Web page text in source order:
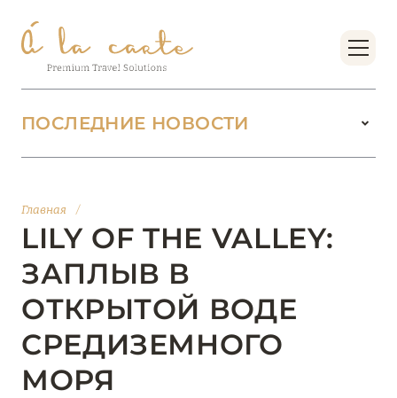
Главная /
LILY OF THE VALLEY:
ЗАПЛЫВ В
ОТКРЫТОЙ ВОДЕ
СРЕДИЗЕМНОГО
МОРЯ
ПОСЛЕДНИЕ НОВОСТИ
БУТИК-КУРОРТЫ МАЛЬДИВСКИХ ОСТРОВОВ
Подробнее
01 июня 2026
JUMEIRAH OLHAHALI ISLAND MALDIVES: ВАШ
ОАЗИС ТЕПЛА И ИЗЫСКАННОСТИ